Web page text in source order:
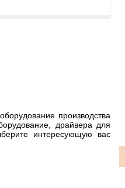
производства
драйвера для
интересующую вас